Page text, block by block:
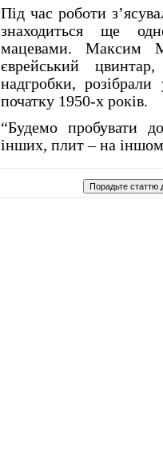
Під час роботи
знаходиться ще
мацевами. Максим
єврейський
надгробки,
початку 1950-х років.
“Будемо пробувати
інших, плит – на